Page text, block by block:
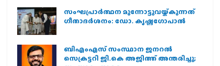
സംഘപ്രാര്‍ത്ഥന മുന്നോട്ടുവയ്ക്കുന്നത്
ഗീതാദര്‍ശനം: ഡോ. കൃഷ്ണഗോപാല്‍
ബിഎംഎസ് സംസ്ഥാന ജനറൽ
സെക്രട്ടറി ജി.കെ അജിത്ത് അന്തരിച്ചു;